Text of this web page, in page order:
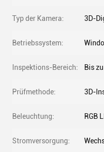
Typ der Kamera: 3D-
Betriebssystem:
Inspektions-Bereich: Bis
Prüfmethode: 3D-
Beleuchtung: RGB
Stromversorgung: